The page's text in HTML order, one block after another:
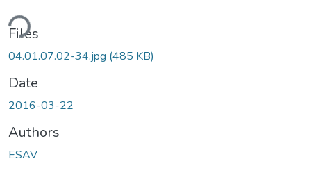
Files
04.01.07.02-34.jpg (485 KB)
Date
2016-03-22
Authors
ESAV